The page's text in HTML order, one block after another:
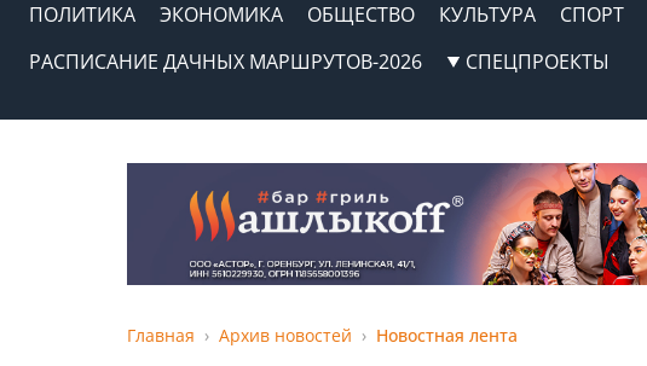
ПОЛИТИКА
ЭКОНОМИКА ОБЩЕСТВО КУЛЬТУРА СПОРТ
РАСПИСАНИЕ ДАЧНЫХ МАРШРУТОВ-2026
СПЕЦПРОЕКТЫ
Главная Архив новостей Новостная лента